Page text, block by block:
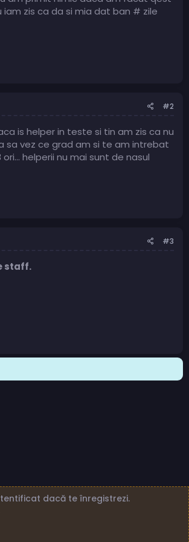
zis ca da si mia dat ban # zile
#2
is helper in teste si tin am zis ca nu
sa vez ce grad am si te am intrebat
helperii nu mai sunt de nasul
#3
staff.
dacă te înregistrezi.